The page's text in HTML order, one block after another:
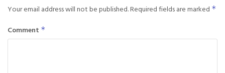
Your email address will not be published.Required fields are marked *
Comment *